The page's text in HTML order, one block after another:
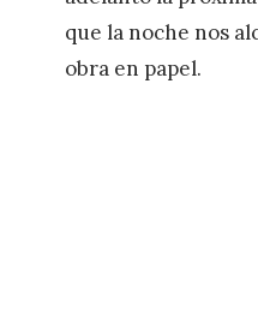
que la noche nos
obra en papel.